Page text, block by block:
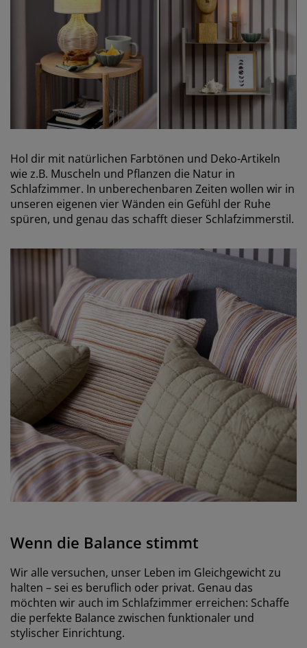
Hol dir mit natürlichen Farbtönen und Deko-Artikeln
wie z.B. Muscheln und Pflanzen die Natur in
Schlafzimmer. In unberechenbaren Zeiten wollen wir in
unseren eigenen vier Wänden ein Gefühl der Ruhe
spüren, und genau das schafft dieser Schlafzimmerstil.
Wenn die Balance stimmt
Wir alle versuchen, unser Leben im Gleichgewicht zu
halten – sei es beruflich oder privat. Genau das
möchten wir auch im Schlafzimmer erreichen: Schaffe
die perfekte Balance zwischen funktionaler und
stylischer Einrichtung.